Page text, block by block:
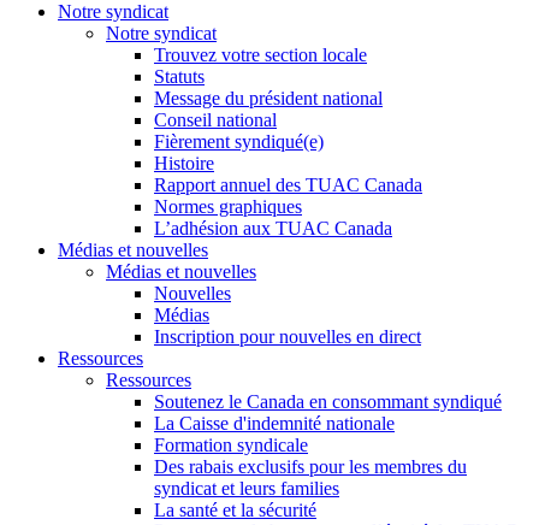
Notre syndicat
Notre syndicat
Trouvez votre section locale
Statuts
Message du président national
Conseil national
Fièrement syndiqué(e)
Histoire
Rapport annuel des TUAC Canada
Normes graphiques
L’adhésion aux TUAC Canada
Médias et nouvelles
Médias et nouvelles
Nouvelles
Médias
Inscription pour nouvelles en direct
Ressources
Ressources
Soutenez le Canada en consommant syndiqué
La Caisse d'indemnité nationale
Formation syndicale
Des rabais exclusifs pour les membres du
syndicat et leurs families
La santé et la sécurité